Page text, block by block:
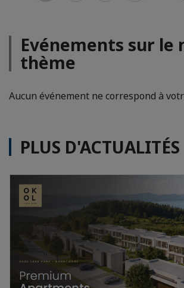
Evénements sur le
thème
Aucun événement ne correspond à
PLUS D'ACTUALITÉS